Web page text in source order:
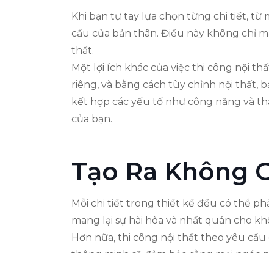
Khi bạn tự tay lựa chọn từng chi tiết, từ
cầu của bản thân. Điều này không chỉ
thất.
Một lợi ích khác của việc thi công nội
riêng, và bằng cách tùy chỉnh nội thất,
kết hợp các yếu tố như công năng và
của bạn.
Tạo Ra Không
Mỗi chi tiết trong thiết kế đều có thể
mang lại sự hài hòa và nhất quán cho
Hơn nữa, thi công nội thất theo yêu